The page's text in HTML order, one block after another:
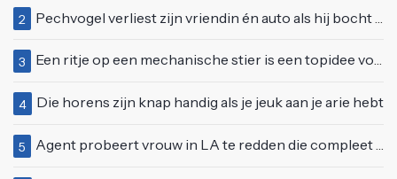
2 Pechvogel verliest zijn vriendin én auto als hij bocht te scherp neemt
3 Een ritje op een mechanische stier is een topidee voor een eerste date
4 Die horens zijn knap handig als je jeuk aan je arie hebt
5 Agent probeert vrouw in LA te redden die compleet van het padje is